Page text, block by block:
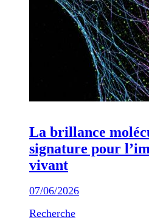
La brillance
signature pour
vivant
07/06/2026
Recherche